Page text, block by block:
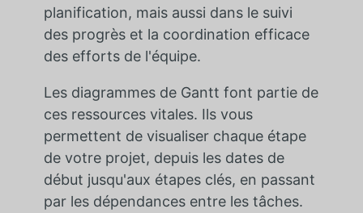
planification, mais aussi dans le suivi
des progrès et la coordination efficace
des efforts de l'équipe.
Les diagrammes de Gantt font partie de
ces ressources vitales. Ils vous
permettent de visualiser chaque étape
de votre projet, depuis les dates de
début jusqu'aux étapes clés, en passant
par les dépendances entre les tâches.